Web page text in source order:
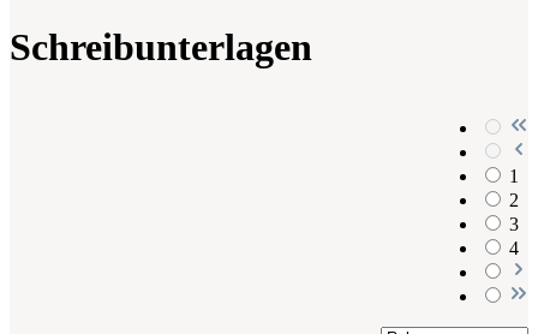
Schreibunterlagen
1
2
3
4